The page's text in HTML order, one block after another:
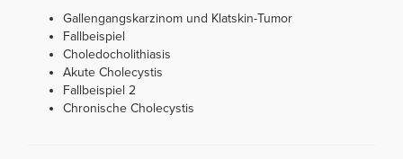
Gallengangskarzinom und Klatskin-Tumor
Fallbeispiel
Choledocholithiasis
Akute Cholecystis
Fallbeispiel 2
Chronische Cholecystis